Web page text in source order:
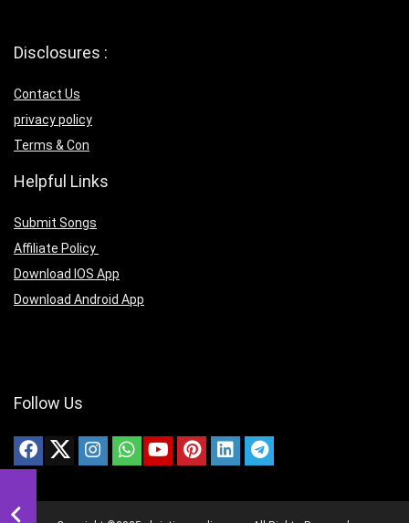
Disclosures :
Contact Us
privacy policy
Terms & Con
Helpful Links
Submit Songs
Affiliate Policy
Download IOS App
Download Android App
Follow Us